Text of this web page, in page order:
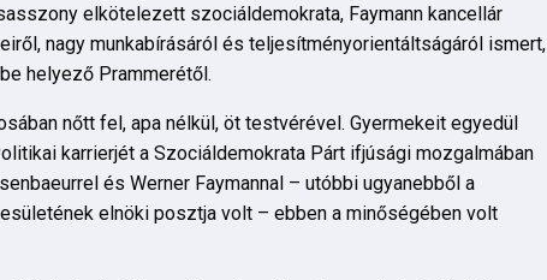
elkötelezett szociáldemokrata, Faymann kancellár
nagy munkabírásáról és teljesítményorientáltságáról ismert,
helyező Prammerétől.
nőtt fel, apa nélkül, öt testvérével. Gyermekeit egyedül
karrierjét a Szociáldemokrata Párt ifjúsági mozgalmában
és Werner Faymannal – utóbbi ugyanebből a
elnöki posztja volt – ebben a minőségében volt